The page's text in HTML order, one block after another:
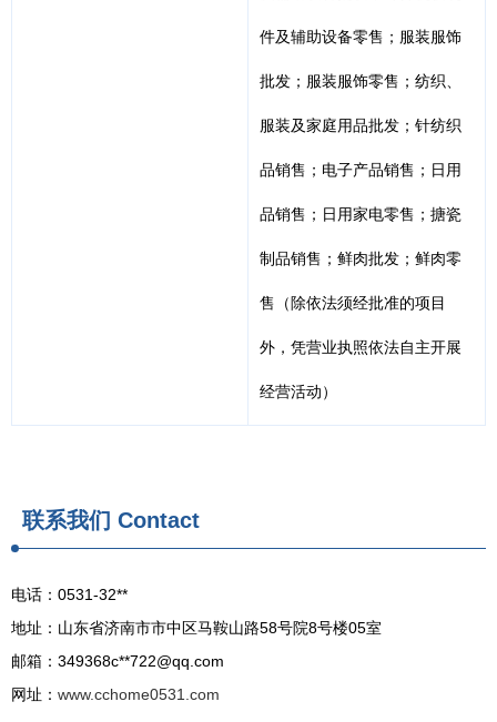
件及辅助设备零售；服装服饰
批发；服装服饰零售；纺织、
服装及家庭用品批发；针纺织
品销售；电子产品销售；日用
品销售；日用家电零售；搪瓷
制品销售；鲜肉批发；鲜肉零
售（除依法须经批准的项目
外，凭营业执照依法自主开展
经营活动）
联系我们 Contact
电话：0531-32**
地址：山东省济南市市中区马鞍山路58号院8号楼05室
邮箱：349368c**722@qq.com
网址： www.cchome0531.com